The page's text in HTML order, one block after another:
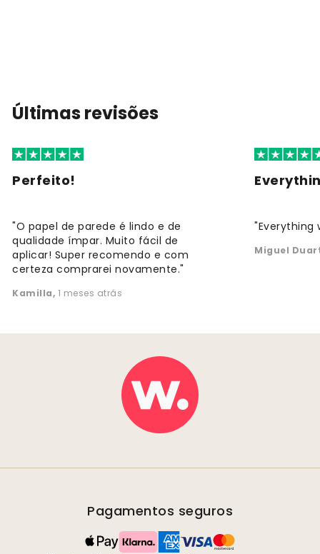
Últimas revisões
Perfeito!
"O papel de parede é lindo e de
qualidade ímpar. Muito fácil de
aplicar! Super recomendo e com
certeza comprarei novamente."
Kamilla, 1 meses atrás
"Everything
Miguel
Pagamentos seguros